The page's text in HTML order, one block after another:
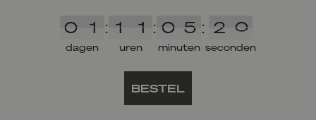
dagen
0
0 1
1 :
uren
1
1 1
1 :
minuten
0
0 5
5 :
seconden
2
2 0
0
BESTEL